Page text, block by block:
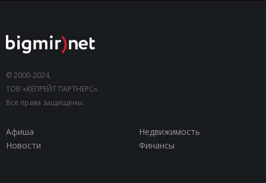
© 2000-2024,
ТОВ «КЕПРЕЙТ ПАРТНЕРС».
Все права защищены.
Афиша
Недвижимость
Новости
Финансы